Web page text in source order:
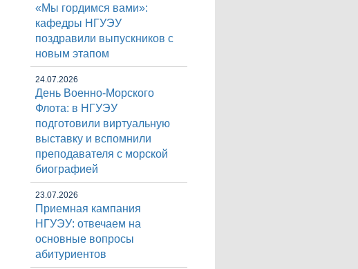
«Мы гордимся вами»:
кафедры НГУЭУ
поздравили выпускников с
новым этапом
24.07.2026
День Военно-Морского
Флота: в НГУЭУ
подготовили виртуальную
выставку и вспомнили
преподавателя с морской
биографией
23.07.2026
Приемная кампания
НГУЭУ: отвечаем на
основные вопросы
абитуриентов